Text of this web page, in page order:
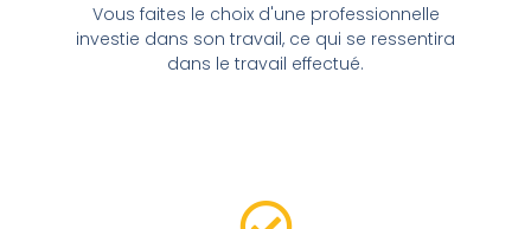
Vous faites le choix d'une professionnelle
investie dans son travail, ce qui se ressentira
dans le travail effectué.